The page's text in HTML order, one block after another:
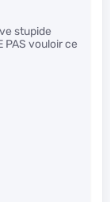
stupide
PAS vouloir ce